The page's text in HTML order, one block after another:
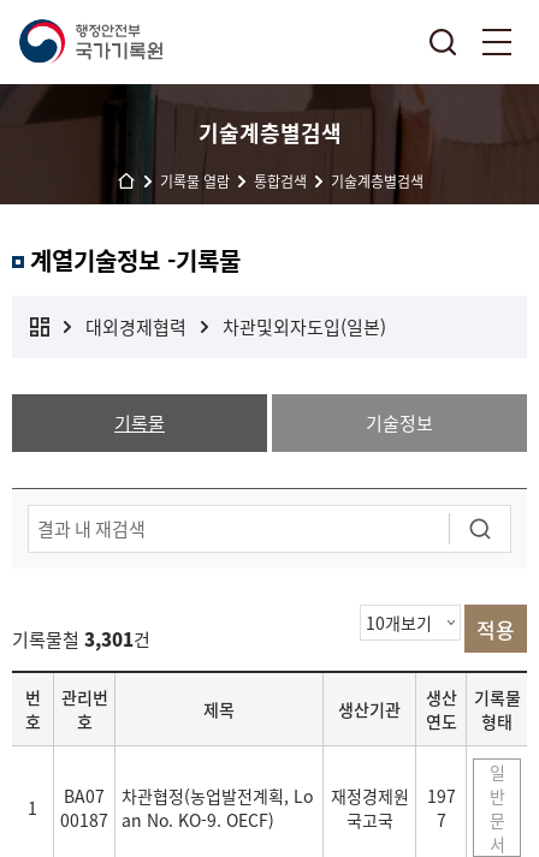
기술계층별검색
기록물 열람 통합검색 기술계층별검색
계열기술정보 -기록물
대외경제협력 차관및외자도입(일본)
기록물 기술정보
기록물철 3,301건
목
록
번
호
관리번
호
제목 생산기관
생산
연도
기록물
형태
1
BA07
00187
차관협정(농업발전계획, Lo
an No. KO-9. OECF)
재정경제원
국고국
197
7
일
반
문
서